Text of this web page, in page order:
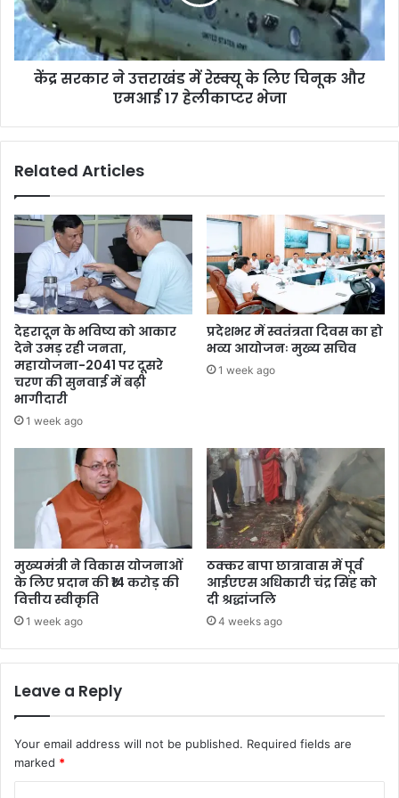
केंद्र सरकार ने उत्तराखंड में रेस्क्यू के लिए चिनूक और
एमआई 17 हेलीकाप्टर भेजा
Related Articles
देहरादून के भविष्य को आकार
देने उमड़ रही जनता,
महायोजना-2041 पर दूसरे
चरण की सुनवाई में बढ़ी
भागीदारी
1 week ago
प्रदेशभर में स्वतंत्रता दिवस का हो
भव्य आयोजनः मुख्य सचिव
1 week ago
मुख्यमंत्री ने विकास योजनाओं
के लिए प्रदान की ₹14 करोड़ की
वित्तीय स्वीकृति
1 week ago
ठक्कर बापा छात्रावास में पूर्व
आईएएस अधिकारी चंद्र सिंह को
दी श्रद्धांजलि
4 weeks ago
Leave a Reply
Your email address will not be published. Required fields are
marked *